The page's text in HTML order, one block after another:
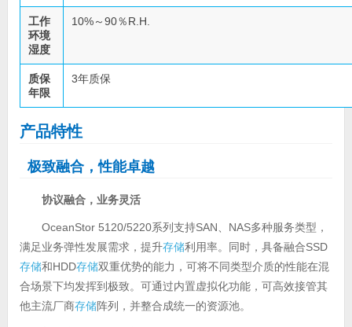
工作
环境
湿度
10%～90％R.H.
质保
年限
3年质保
产品特性
极致融合，性能卓越
协议融合，业务灵活
OceanStor 5120/5220系列支持SAN、NAS多种服务类型，
满足业务弹性发展需求，提升存储利用率。同时，具备融合SSD
存储和HDD存储双重优势的能力，可将不同类型介质的性能在混
合场景下均发挥到极致。可通过内置虚拟化功能，可高效接管其
他主流厂商存储阵列，并整合成统一的资源池。